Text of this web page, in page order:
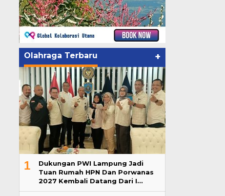
Olahraga Terbaru +
1
Dukungan PWI Lampung Jadi
Tuan Rumah HPN Dan Porwanas
2027 Kembali Datang Dari I…